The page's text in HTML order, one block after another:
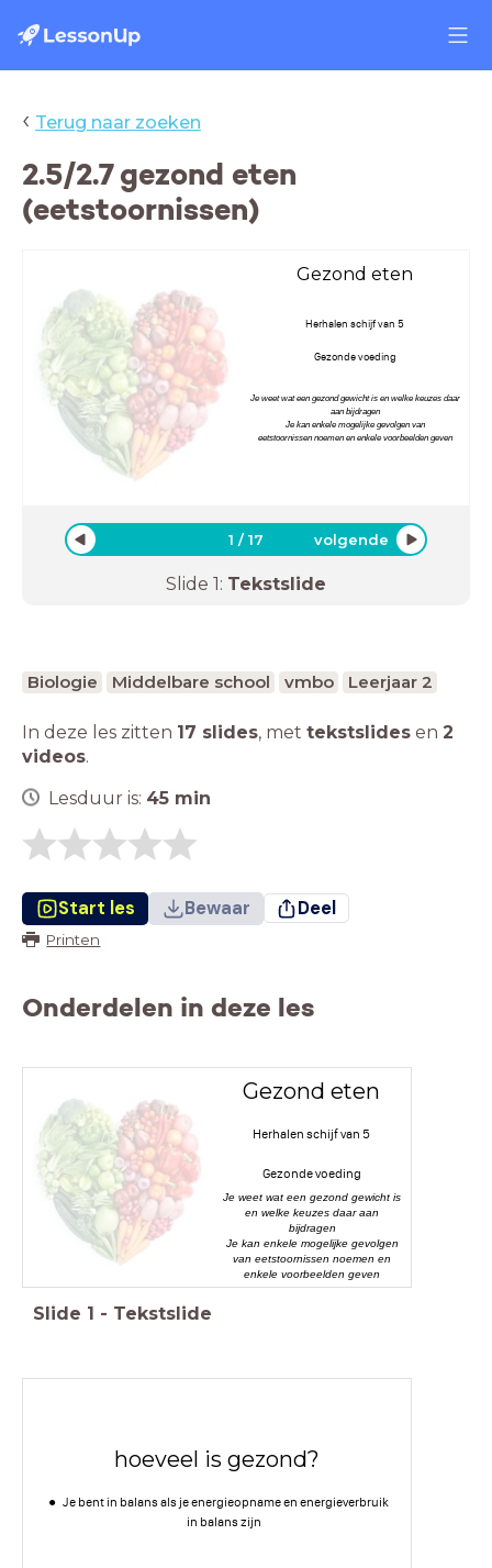
‹ Terug naar zoeken
2.5/2.7 gezond eten
(eetstoornissen)
Gezond eten
Herhalen schijf van 5
Gezonde voeding
Je weet wat een gezond gewicht is en welke keuzes daar
aan bijdragen
Je kan enkele mogelijke gevolgen van
eetstoornissen noemen en enkele voorbeelden geven
1 /17 volgende
Slide 1: Tekstslide
Biologie Middelbare school vmbo Leerjaar 2
In deze les zitten 17 slides, met tekstslides en 2
videos.
Lesduur is: 45 min
Start les Bewaar Deel
Printen
Onderdelen in deze les
Gezond eten
Herhalen schijf van 5
Gezonde voeding
Je weet wat een gezond gewicht is
en welke keuzes daar aan
bijdragen
Je kan enkele mogelijke gevolgen
van eetstoornissen noemen en
enkele voorbeelden geven
Slide 1 - Tekstslide
hoeveel is gezond?
Je bent in balans als je energieopname en energieverbruik
in balans zijn